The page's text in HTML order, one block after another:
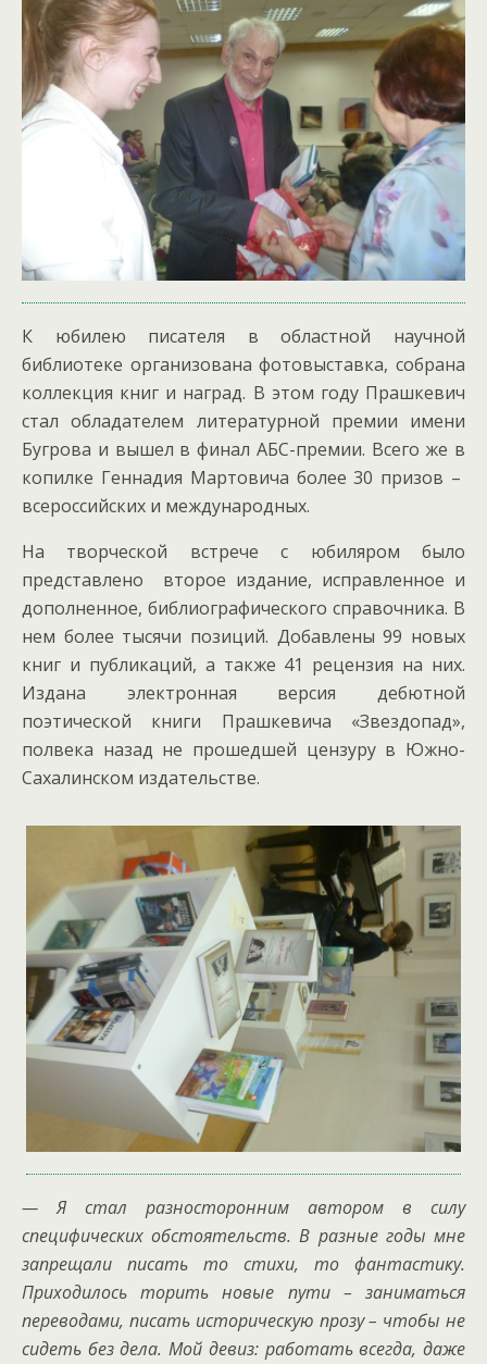
К юбилею писателя в областной научной
библиотеке организована фотовыставка, собрана
коллекция книг и наград. В этом году Прашкевич
стал обладателем литературной премии имени
Бугрова и вышел в финал АБС-премии. Всего же в
копилке Геннадия Мартовича более 30 призов –
всероссийских и международных.
На творческой встрече с юбиляром было
представлено второе издание, исправленное и
дополненное, библиографического справочника. В
нем более тысячи позиций. Добавлены 99 новых
книг и публикаций, а также 41 рецензия на них.
Издана электронная версия дебютной
поэтической книги Прашкевича «Звездопад»,
полвека назад не прошедшей цензуру в Южно-
Сахалинском издательстве.
— Я стал разносторонним автором в силу
специфических обстоятельств. В разные годы мне
запрещали писать то стихи, то фантастику.
Приходилось торить новые пути – заниматься
переводами, писать историческую прозу – чтобы не
сидеть без дела. Мой девиз: работать всегда, даже